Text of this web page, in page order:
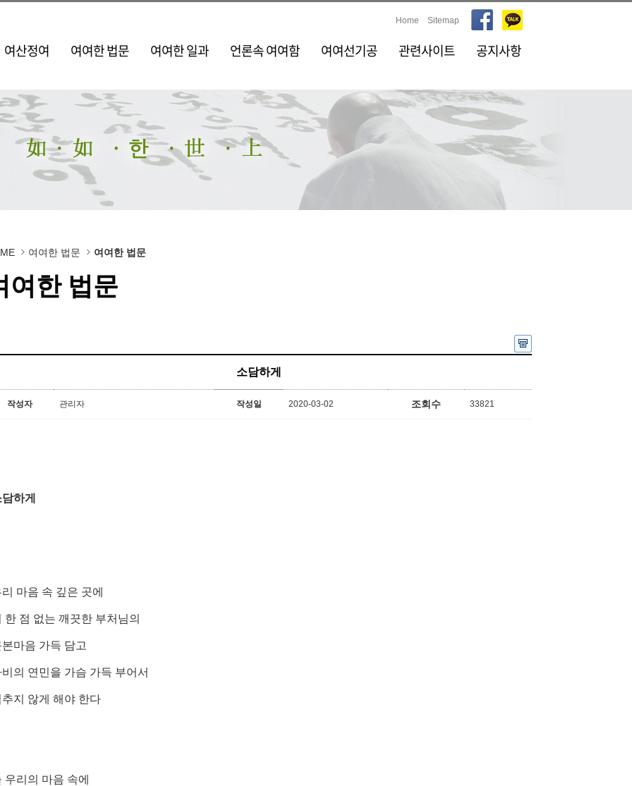
Home Sitemap
여산정여 여여한 법문 여여한 일과 언론속 여여함 여여선기공 관련사이트 공지사항
여여한 법문 여여한 법문
여한 법문
소담하게
작성자 관리자 작성일 2020-03-02 조회수 33821
하게
마음 속 깊은 곳에
한 점 없는 깨끗한 부처님의
마음 가득 담고
의 연민을 가슴 가득 부어서
추지 않게 해야 한다
우리의 마음 속에